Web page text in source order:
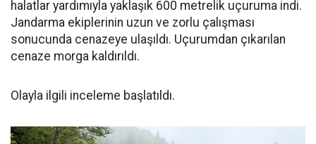
halatlar yardımıyla yaklaşık 600 metrelik uçuruma indi.
Jandarma ekiplerinin uzun ve zorlu çalışması
sonucunda cenazeye ulaşıldı. Uçurumdan çıkarılan
cenaze morga kaldırıldı.
Olayla ilgili inceleme başlatıldı.